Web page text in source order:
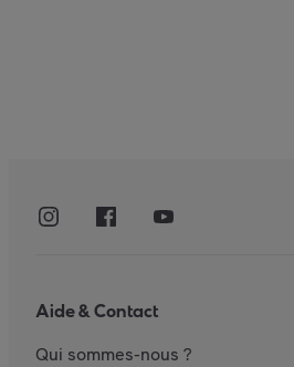
Aide & Contact
Qui sommes-nous ?